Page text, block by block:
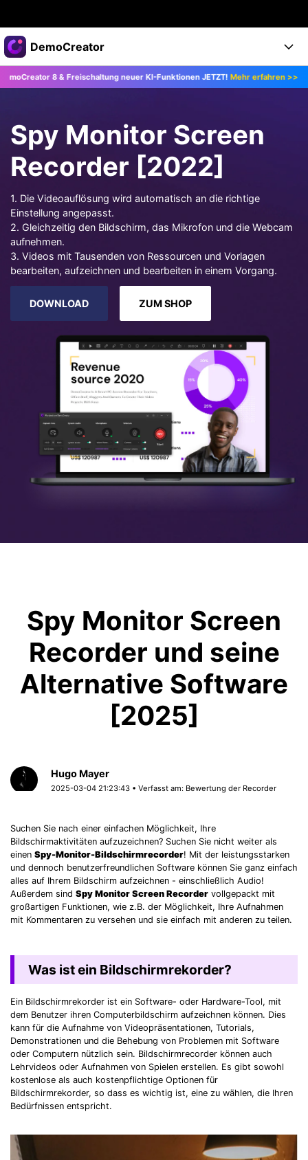
Top-Produkte
KI-gestützte digitale Kreativität
Dienstprogramme
Business
Lösungen
Presseraum
Support
DemoCreator
Produkte
Funktionen
Alle Funktionen >
KI-Funktionen
KI Tipps
Alle KI Funktionen >
Lösungen
DemoCreator für
Blog
Mehr Lösungen finden >
Los geht's
Support
Business
Upgrade auf DemoCreator 8
8 & Freischaltung neuer KI-Funktionen JETZT!Mehr erfahren >>
Spy Monitor Screen
Recorder [2022]
1. Die Videoauflösung wird automatisch an die richtige
Einstellung angepasst.
2. Gleichzeitig den Bildschirm, das Mikrofon und die Webcam
aufnehmen.
3. Videos mit Tausenden von Ressourcen und Vorlagen
bearbeiten, aufzeichnen und bearbeiten in einem Vorgang.
DOWNLOAD ZUM SHOP
Spy Monitor Screen
Recorder und seine
Alternative Software
[2025]
Hugo Mayer
2025-03-04 21:23:43 • Verfasst am: Bewertung der Recorder
Suchen Sie nach einer einfachen Möglichkeit, Ihre
Bildschirmaktivitäten aufzuzeichnen? Suchen Sie nicht weiter als
einen Spy-Monitor-Bildschirmrecorder! Mit der leistungsstarken
und dennoch benutzerfreundlichen Software können Sie ganz einfach
alles auf Ihrem Bildschirm aufzeichnen - einschließlich Audio!
Außerdem sind Spy Monitor Screen Recorder vollgepackt mit
großartigen Funktionen, wie z.B. der Möglichkeit, Ihre Aufnahmen
mit Kommentaren zu versehen und sie einfach mit anderen zu teilen.
Was ist ein Bildschirmrekorder?
Ein Bildschirmrekorder ist ein Software- oder Hardware-Tool, mit
dem Benutzer ihren Computerbildschirm aufzeichnen können. Dies
kann für die Aufnahme von Videopräsentationen, Tutorials,
Demonstrationen und die Behebung von Problemen mit Software
oder Computern nützlich sein. Bildschirmrecorder können auch
Lehrvideos oder Aufnahmen von Spielen erstellen. Es gibt sowohl
kostenlose als auch kostenpflichtige Optionen für
Bildschirmrekorder, so dass es wichtig ist, eine zu wählen, die Ihren
Bedürfnissen entspricht.